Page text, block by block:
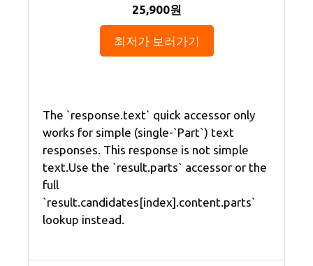
25,900원
최저가 보러가기
The `response.text` quick accessor only
works for simple (single-`Part`) text
responses. This response is not simple
text.Use the `result.parts` accessor or the
full
`result.candidates[index].content.parts`
lookup instead.